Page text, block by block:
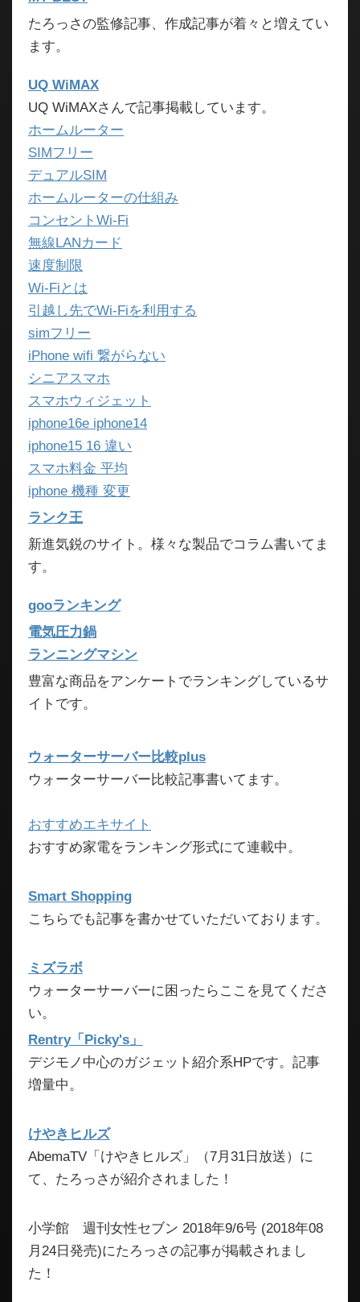
たろっさの監修記事、作成記事が着々と増えてい
ます。
UQ WiMAX
UQ WiMAXさんで記事掲載しています。
ホームルーター
SIMフリー
デュアルSIM
ホームルーターの仕組み
コンセントWi-Fi
無線LANカード
速度制限
Wi-Fiとは
引越し先でWi-Fiを利用する
simフリー
iPhone wifi 繋がらない
シニアスマホ
スマホウィジェット
iphone16e iphone14
iphone15 16 違い
スマホ料金 平均
iphone 機種 変更
ランク王
新進気鋭のサイト。様々な製品でコラム書いてま
す。
gooランキング
電気圧力鍋
ランニングマシン
豊富な商品をアンケートでランキングしているサ
イトです。
ウォーターサーバー比較plus
ウォーターサーバー比較記事書いてます。
おすすめエキサイト
おすすめ家電をランキング形式にて連載中。
Smart Shopping
こちらでも記事を書かせていただいております。
ミズラボ
ウォーターサーバーに困ったらここを見てくださ
い。
Rentry「Picky's」
デジモノ中心のガジェット紹介系HPです。記事
増量中。
けやきヒルズ
AbemaTV「けやきヒルズ」（7月31日放送）に
て、たろっさが紹介されました！
小学館 週刊女性セブン 2018年9/6号 (2018年08
月24日発売)にたろっさの記事が掲載されまし
た！